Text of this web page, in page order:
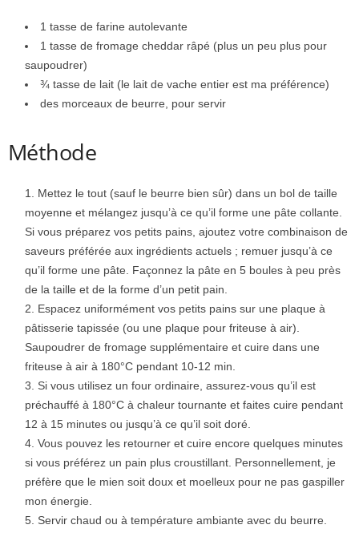
1 tasse de farine autolevante
1 tasse de fromage cheddar râpé (plus un peu plus pour
saupoudrer)
¾ tasse de lait (le lait de vache entier est ma préférence)
des morceaux de beurre, pour servir
Méthode
Mettez le tout (sauf le beurre bien sûr) dans un bol de taille
moyenne et mélangez jusqu’à ce qu’il forme une pâte collante.
Si vous préparez vos petits pains, ajoutez votre combinaison de
saveurs préférée aux ingrédients actuels ; remuer jusqu’à ce
qu’il forme une pâte. Façonnez la pâte en 5 boules à peu près
de la taille et de la forme d’un petit pain.
Espacez uniformément vos petits pains sur une plaque à
pâtisserie tapissée (ou une plaque pour friteuse à air).
Saupoudrer de fromage supplémentaire et cuire dans une
friteuse à air à 180°C pendant 10-12 min.
Si vous utilisez un four ordinaire, assurez-vous qu’il est
préchauffé à 180°C à chaleur tournante et faites cuire pendant
12 à 15 minutes ou jusqu’à ce qu’il soit doré.
Vous pouvez les retourner et cuire encore quelques minutes
si vous préférez un pain plus croustillant. Personnellement, je
préfère que le mien soit doux et moelleux pour ne pas gaspiller
mon énergie.
Servir chaud ou à température ambiante avec du beurre.